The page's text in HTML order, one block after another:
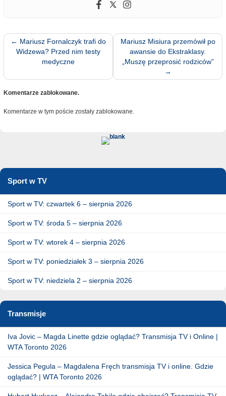
← Mariusz Fornalczyk trafi do
Widzewa? Przed nim testy
medyczne
Mariusz Misiura przemówił po
awansie do Ekstraklasy.
„Muszę przeprosić rodziców”
→
Komentarze zablokowane.
Komentarze w tym poście zostały zablokowane.
Sport w TV
Sport w TV: czwartek 6 – sierpnia 2026
Sport w TV: środa 5 – sierpnia 2026
Sport w TV: wtorek 4 – sierpnia 2026
Sport w TV: poniedziałek 3 – sierpnia 2026
Sport w TV: niedziela 2 – sierpnia 2026
Transmisje
Iva Jovic – Magda Linette gdzie oglądać? Transmisja TV i Online |
WTA Toronto 2026
Jessica Pegula – Magdalena Fręch transmisja TV i online. Gdzie
oglądać? | WTA Toronto 2026